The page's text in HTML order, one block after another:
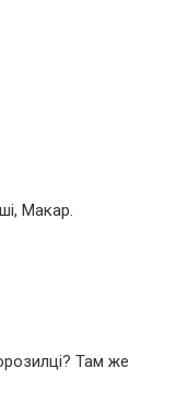
Макар.
Там же